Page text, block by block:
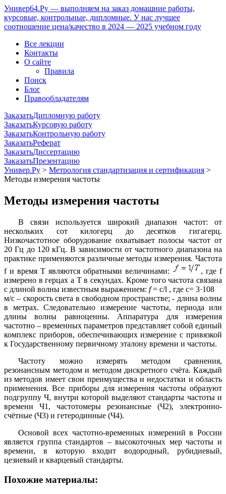
Универ64.Ру — выполняем на заказ домашние работы,
курсовые, контрольные, дипломные. У нас лучшее
соотношение цена/качество в 2024 — 2025 учебном году
Все лекции
Контакты
О сайте
Правила
Поиск
Блог
Правообладателям
ЗаказатьДипломную работу
ЗаказатьКурсовую работу
ЗаказатьКонтрольную работу
ЗаказатьРеферат
ЗаказатьДиссертацию
ЗаказатьПрезентацию
Универ.Ру > Метрология стандартизация и сертификация >
Методы измерения частоты
Методы измерения частоты
В связи используется широкий диапазон частот: от
нескольких сот килогерц до десятков гигагерц.
Низкочастотное оборудование охватывает полосы частот от
20 Гц до 120 кГц. В зависимости от частотного диапазона на
практике применяются различные методы измерения. Частота
f и время Т являются обратными величинами:
, где f
измерено в герцах а Т в секундах. Кроме того частота связана
с длиной волны известным выражением: f= c/l , где с= 3·108
м/с – скорость света в свободном пространстве; - длина волны
в метрах. Следовательно измерение частоты, периода или
длины волны равноценны. Аппаратура для измерения
частотно – временных параметров представляет собой единый
комплекс приборов, обеспечивающих измерение с привязкой
к Государственному первичному эталону времени и частоты.
Частоту можно измерять методом сравнения,
резонансным методом и методом дискретного счёта. Каждый
из методов имеет свои преимущества и недостатки и область
применения. Все приборы для измерения частоты образуют
подгруппу Ч, внутри которой выделяют стандарты частоты и
времени Ч1, частотомеры резонансные (Ч2), электронно-
счётные (Ч3) и гетеродинные (Ч4).
Основой всех частотно-временных измерений в России
является группа стандартов – высокоточных мер частоты и
времени, в которую входит водородный, рубидиевый,
цезиевый и кварцевый стандарты.
Похожие материалы: